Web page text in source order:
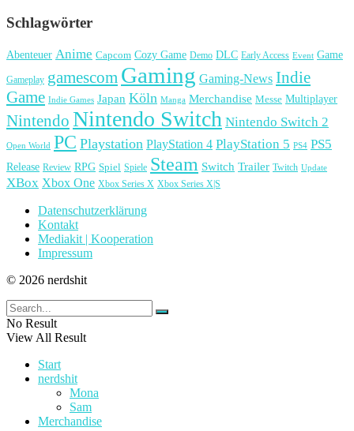
Schlagwörter
Abenteuer Anime Capcom Cozy Game Demo DLC Early Access Event Game
Gameplay gamescom Gaming Gaming-News Indie
Game Indie Games Japan Köln Manga Merchandise Messe Multiplayer
Nintendo Nintendo Switch Nintendo Switch 2
Open World PC Playstation PlayStation 4 PlayStation 5 PS4 PS5
Release Review RPG Spiel Spiele Steam Switch Trailer Twitch Update
XBox Xbox One Xbox Series X Xbox Series X|S
Datenschutzerklärung
Kontakt
Mediakit | Kooperation
Impressum
© 2026 nerdshit
No Result
View All Result
Start
nerdshit
Mona
Sam
Merchandise